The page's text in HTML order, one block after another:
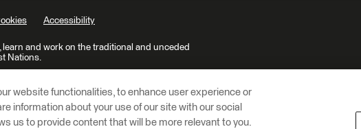
and work on the traditional and unceded
Nations.
Accessibility
website functionalities, to enhance user experience or
information about your use of our site with our social
us to provide content that will be more relevant to you.